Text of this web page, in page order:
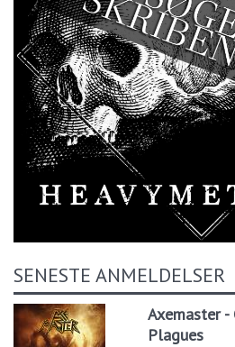
SENESTE ANMELDELSER
Axemaster
Plagues